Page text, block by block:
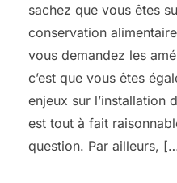
sachez que vous êtes
conservation
vous demandez les
c’est que vous êtes
enjeux sur l’installation
est tout à fait
question. Par ailleurs,